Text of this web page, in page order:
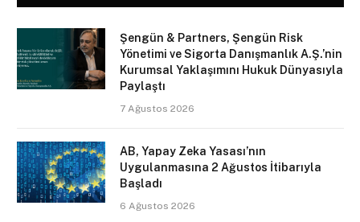
Şengün & Partners, Şengün Risk
Yönetimi ve Sigorta Danışmanlık A.Ş.’nin
Kurumsal Yaklaşımını Hukuk Dünyasıyla
Paylaştı
7 Ağustos 2026
AB, Yapay Zeka Yasası’nın
Uygulanmasına 2 Ağustos İtibarıyla
Başladı
6 Ağustos 2026